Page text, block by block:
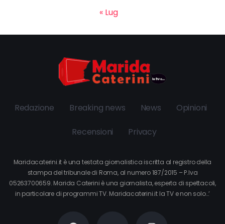
« Lug
Redazione Breaking news News Opinioni
Recensioni Privacy
Maridacaterini.it è una testata giornalistica iscritta al registro della
stampa del tribunale di Roma, al numero 187/2015 – P.Iva
05263700659. Marida Caterini è una giornalista, esperta di spettacoli,
in particolare di programmi TV. Maridacaterini.it la TV e non solo…’